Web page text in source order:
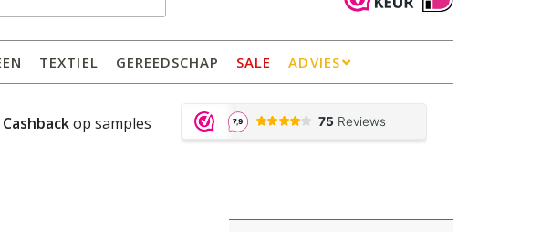
TEXTIEL GEREEDSCHAP SALE ADVIES
Cashback op samples